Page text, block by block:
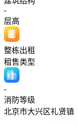
-
层高
整栋出租
租售类型
-
消防等级
北京市大兴区礼贤镇